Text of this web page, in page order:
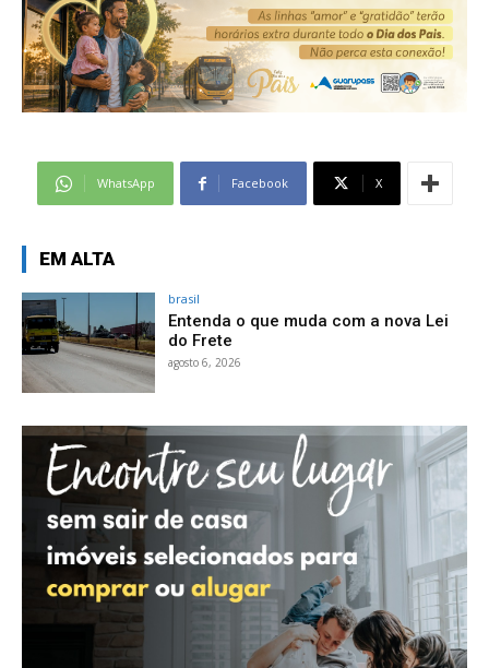
WhatsApp Facebook X
EM ALTA
brasil
Entenda o que muda com a nova Lei
do Frete
agosto 6, 2026